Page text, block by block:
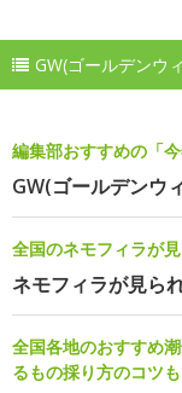
GW(ゴールデンウ
編集部おすすめの「
GW(ゴールデンウ
全国のネモフィラが
ネモフィラが見ら
全国各地のおすすめ
るもの採り方のコツも